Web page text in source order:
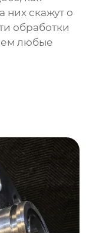
них скажут о
обработки
любые